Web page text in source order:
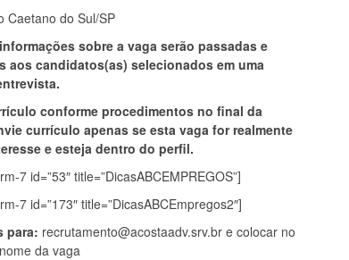
Caetano do Sul/SP
sobre a vaga serão passadas e
aos candidatos(as) selecionados em uma
conforme procedimentos no final da
currículo apenas se esta vaga for realmente
e esteja dentro do perfil.
7 id=”53″ title=”DicasABCEMPREGOS”]
7 id=”173″ title=”DicasABCEmpregos2″]
para: recrutamento@acostaadv.srv.br e colocar no
da vaga